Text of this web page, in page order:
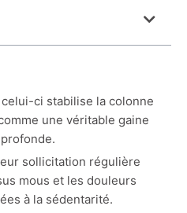
celui-ci stabilise la colonne
une véritable gaine
sollicitation régulière
mous et les douleurs
à la sédentarité.